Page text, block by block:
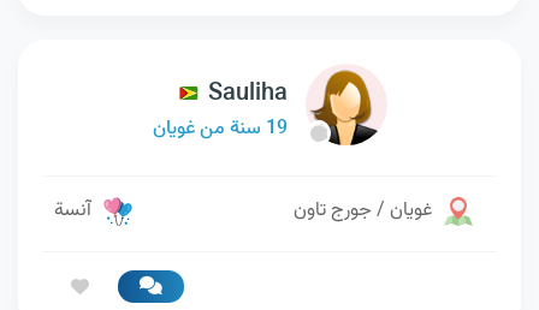
Sauliha
19 سنة من غويان
غويان / جورج تاون آنسة